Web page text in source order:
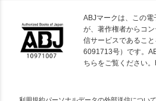
ABJマークは、この電
が、著作権者からコ
信サービスであるこ
6091713号）です。
ちらをご覧ください。
利用規約パーソナルデータの外部送信について